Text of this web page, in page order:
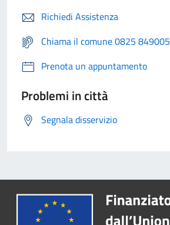
Richiedi Assistenza
Chiama il comune 0825 849005
Prenota un appuntamento
Problemi in città
Segnala disservizio